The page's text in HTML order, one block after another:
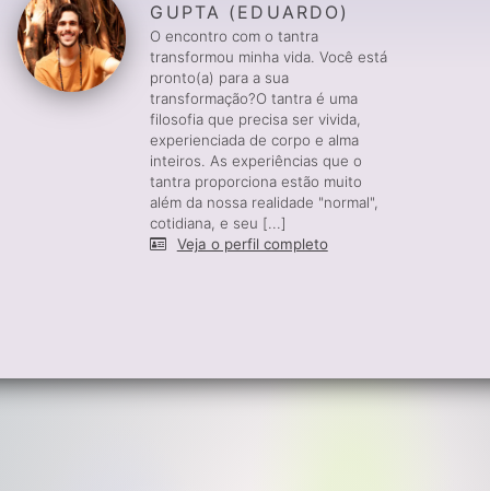
GUPTA (EDUARDO)
O encontro com o tantra
transformou minha vida. Você está
pronto(a) para a sua
transformação?O tantra é uma
filosofia que precisa ser vivida,
experienciada de corpo e alma
inteiros. As experiências que o
tantra proporciona estão muito
além da nossa realidade "normal",
cotidiana, e seu [...]
Veja o perfil completo